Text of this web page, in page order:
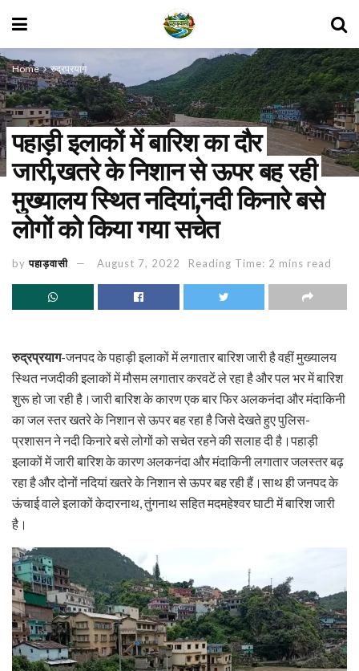
Home रुद्रप्रयाग
पहाड़ी इलाकों में बारिश का दौर
जारी,खतरे के निशान से ऊपर बह रही
मुख्यालय स्थित नदियां,नदी किनारे बसे
लोगों को किया गया सचेत
by पहाड़वासी August 7, 2022 Reading Time: 2 mins read
रुद्रप्रयाग-जनपद के पहाड़ी इलाकों में लगातार बारिश जारी है वहीं मुख्यालय
स्थित नजदीकी इलाकों में मौसम लगातार करवटें ले रहा है और पल भर में बारिश
शुरू हो जा रही है।जारी बारिश के कारण एक बार फिर अलकनंदा और मंदाकिनी
का जल स्तर खतरे के निशान से ऊपर बह रहा है जिसे देखते हुए पुलिस-
प्रशासन ने नदी किनारे बसे लोगों को सचेत रहने की सलाह दी है।पहाड़ी
इलाकों में जारी बारिश के कारण अलकनंदा और मंदाकिनी लगातार जलस्तर बढ़
रहा है और दोनों नदियां खतरे के निशान से ऊपर बह रही हैं।साथ ही जनपद के
ऊंचाई वाले इलाकों केदारनाथ, तुंगनाथ सहित मदमहेश्वर घाटी में बारिश जारी
है।